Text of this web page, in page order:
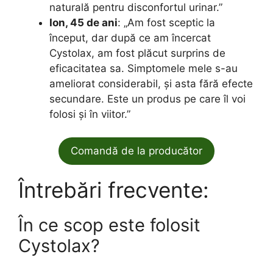
naturală pentru disconfortul urinar.”
Ion, 45 de ani: „Am fost sceptic la
început, dar după ce am încercat
Cystolax, am fost plăcut surprins de
eficacitatea sa. Simptomele mele s-au
ameliorat considerabil, și asta fără efecte
secundare. Este un produs pe care îl voi
folosi și în viitor.”
Comandă de la producător
Întrebări frecvente:
În ce scop este folosit
Cystolax?